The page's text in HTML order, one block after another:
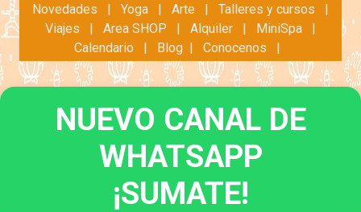
Novedades | Yoga | Arte | Talleres y cursos |
Viajes | Area SHOP | Alquiler | MiniSpa |
Calendario | Blog | Conocenos |
NUEVO CANAL DE
WHATSAPP
¡SUMATE!